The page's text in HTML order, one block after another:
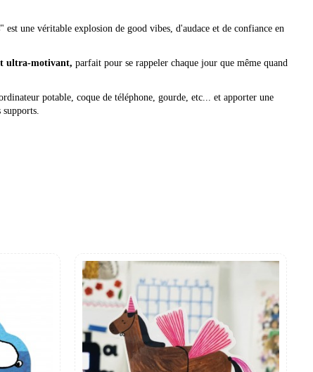
" est une véritable explosion de good vibes, d'audace et de confiance en
ultra-motivant, parfait pour se rappeler chaque jour que même quand
potable, coque de téléphone, gourde, etc... et apporter une